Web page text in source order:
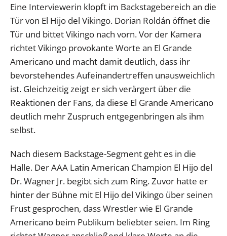
Eine Interviewerin klopft im Backstagebereich an die
Tür von El Hijo del Vikingo. Dorian Roldán öffnet die
Tür und bittet Vikingo nach vorn. Vor der Kamera
richtet Vikingo provokante Worte an El Grande
Americano und macht damit deutlich, dass ihr
bevorstehendes Aufeinandertreffen unausweichlich
ist. Gleichzeitig zeigt er sich verärgert über die
Reaktionen der Fans, da diese El Grande Americano
deutlich mehr Zuspruch entgegenbringen als ihm
selbst.
Nach diesem Backstage-Segment geht es in die
Halle. Der AAA Latin American Champion El Hijo del
Dr. Wagner Jr. begibt sich zum Ring. Zuvor hatte er
hinter der Bühne mit El Hijo del Vikingo über seinen
Frust gesprochen, dass Wrestler wie El Grande
Americano beim Publikum beliebter seien. Im Ring